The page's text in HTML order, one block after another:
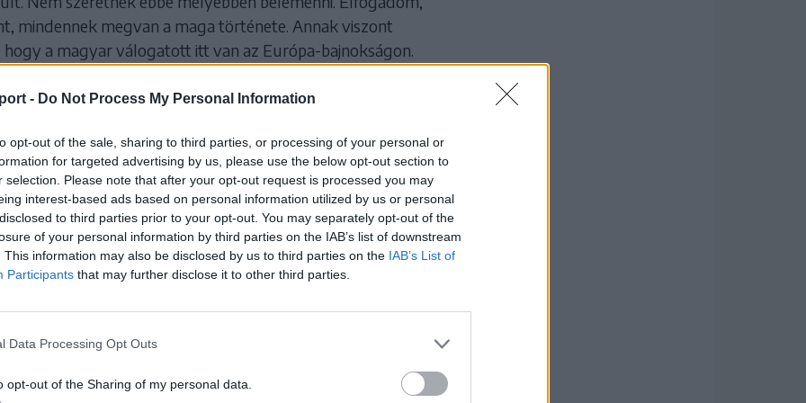
- Do Not Process My Personal Information
opt-out of the sale, sharing to third parties, or processing of your personal or
for targeted advertising by us, please use the below opt-out section to
selection. Please note that after your opt-out request is processed you may
interest-based ads based on personal information utilized by us or personal
to third parties prior to your opt-out. You may separately opt-out of the
of your personal information by third parties on the IAB’s list of downstream
This information may also be disclosed by us to third parties on the IAB’s List of
Participants that may further disclose it to other third parties.
Data Processing Opt Outs
opt-out of the Sharing of my personal data.
mindennek megvan a maga története. Annak viszont
a magyar válogatott itt van az Európa-bajnokságon.
vagyunk. Jó látni a sikerüket.